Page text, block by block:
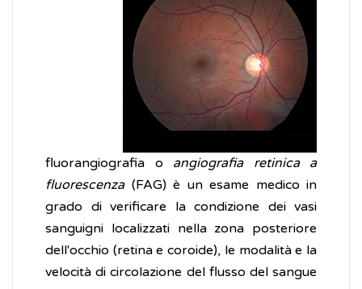
fluorangiografia o angiografia retinica a
fluorescenza(FAG) è un esame medico in
grado di verificare la condizione dei vasi
sanguigni localizzati nella zona posteriore
dell'occhio (retina e coroide), le modalità e la
velocità di circolazione del flusso del sangue